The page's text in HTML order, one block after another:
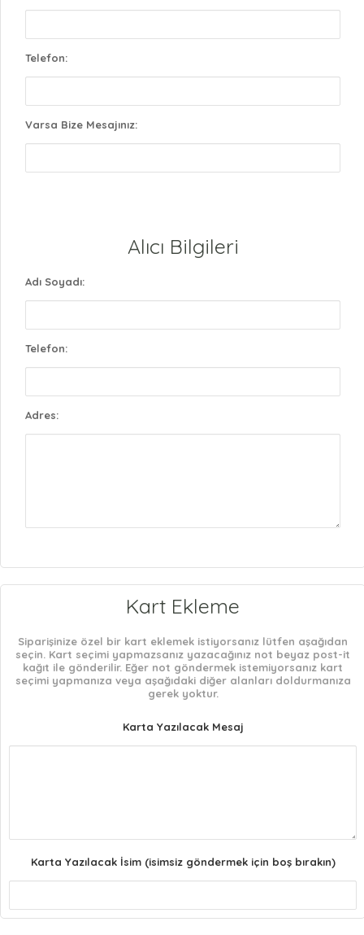
Telefon:
Varsa Bize Mesajınız:
Alıcı Bilgileri
Adı Soyadı:
Telefon:
Adres:
Kart Ekleme
Siparişinize özel bir kart eklemek istiyorsanız lütfen aşağıdan
seçin. Kart seçimi yapmazsanız yazacağınız not beyaz post-it
kağıt ile gönderilir. Eğer not göndermek istemiyorsanız kart
seçimi yapmanıza veya aşağıdaki diğer alanları doldurmanıza
gerek yoktur.
Karta Yazılacak Mesaj
Karta Yazılacak İsim (isimsiz göndermek için boş bırakın)